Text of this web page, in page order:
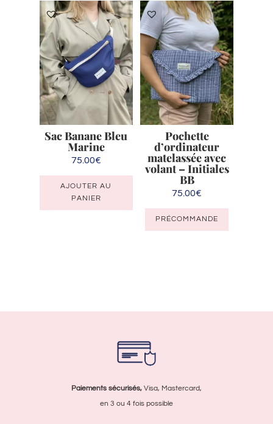
options
peuvent
être
choisies
sur
page
du
produit
Sac Banane Bleu
Marine
75.00€
AJOUTER AU
PANIER
Pochette
d’ordinateur
matelassée avec
volant – Initiales
BB
75.00€
PRÉCOMMANDE
Paiements sécurisés,Visa, Mastercard,
en 3 ou 4 fois possible